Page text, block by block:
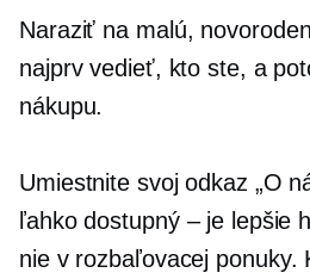
Naraziť na malú,
najprv vedieť, kto ste, a
nákupu.
Umiestnite svoj odkaz „O
ľahko dostupný – je lepšie
nie v rozbaľovacej ponuky.